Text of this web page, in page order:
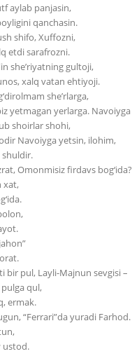
aylab panjasin,
qanchasin.
shifo, Xuffozni,
etdi sarafrozni.
she’riyatning gultoji,
xalq vatan ehtiyoji.
she’rlarga,
yetmagan yerlarga. Navoiyga
shoirlar shohi,
Navoiyga yetsin, ilohim,
shuldir.
Omonmisiz firdavs bog‘ida?
xat,
bir pul, Layli-Majnun sevgisi –
qul,
ermak.
“Ferrari”da yuradi Farhod.
ustod.